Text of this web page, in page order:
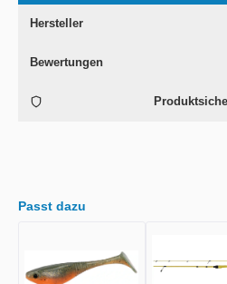
Hersteller
Bewertungen
Passt dazu